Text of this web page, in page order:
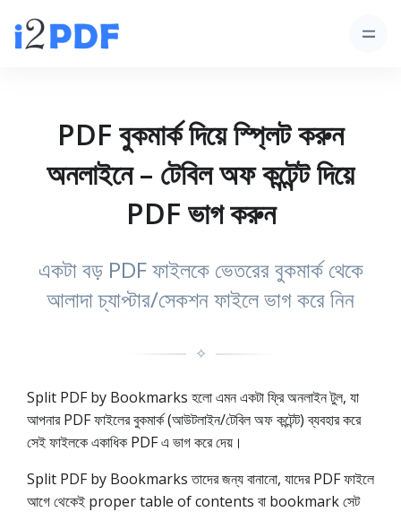
PDF বুকমার্ক দিয়ে স্প্লিট করুন
অনলাইনে – টেবিল অফ কন্টেন্ট দিয়ে
PDF ভাগ করুন
একটা বড় PDF ফাইলকে ভেতরের বুকমার্ক থেকে
আলাদা চ্যাপ্টার/সেকশন ফাইলে ভাগ করে নিন
✧
Split PDF by Bookmarks হলো এমন একটা ফ্রি অনলাইন টুল, যা
আপনার PDF ফাইলের বুকমার্ক (আউটলাইন/টেবিল অফ কন্টেন্ট) ব্যবহার করে
সেই ফাইলকে একাধিক PDF এ ভাগ করে দেয়।
Split PDF by Bookmarks তাদের জন্য বানানো, যাদের PDF ফাইলে
আগে থেকেই proper table of contents বা bookmark সেট